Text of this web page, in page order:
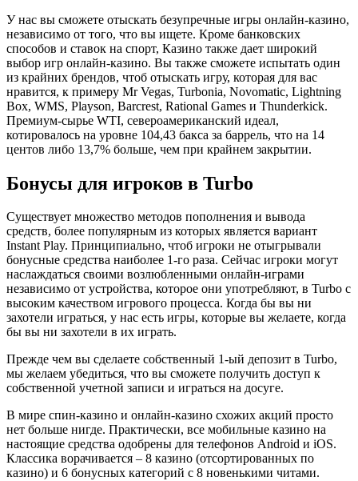
У нас вы сможете отыскать безупречные игры онлайн-казино,
независимо от того, что вы ищете. Кроме банковских
способов и ставок на спорт, Казино также дает широкий
выбор игр онлайн-казино. Вы также сможете испытать один
из крайних брендов, чтоб отыскать игру, которая для вас
нравится, к примеру Mr Vegas, Turbonia, Novomatic, Lightning
Box, WMS, Playson, Barcrest, Rational Games и Thunderkick.
Премиум-сырье WTI, североамериканский идеал,
котировалось на уровне 104,43 бакса за баррель, что на 14
центов либо 13,7% больше, чем при крайнем закрытии.
Бонусы для игроков в Turbo
Существует множество методов пополнения и вывода
средств, более популярным из которых является вариант
Instant Play. Принципиально, чтоб игроки не отыгрывали
бонусные средства наиболее 1-го раза. Сейчас игроки могут
наслаждаться своими возлюбленными онлайн-играми
независимо от устройства, которое они употребляют, в Turbo с
высоким качеством игрового процесса. Когда бы вы ни
захотели играться, у нас есть игры, которые вы желаете, когда
бы вы ни захотели в их играть.
Прежде чем вы сделаете собственный 1-ый депозит в Turbo,
мы желаем убедиться, что вы сможете получить доступ к
собственной учетной записи и играться на досуге.
В мире спин-казино и онлайн-казино схожих акций просто
нет больше нигде. Практически, все мобильные казино на
настоящие средства одобрены для телефонов Android и iOS.
Классика ворачивается – 8 казино (отсортированных по
казино) и 6 бонусных категорий с 8 новенькими читами.